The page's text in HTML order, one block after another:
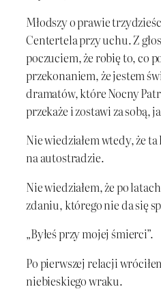
Młodszy o prawie
Centertela przy uchu. Z
poczuciem, że robię to, co
przekonaniem, że jestem
dramatów, które Nocny
przekaże i zostawi za sobą,
Nie wiedziałem wtedy, że
na autostradzie.
Nie wiedziałem, że po
zdaniu, którego nie da się
„Byłeś przy mojej śmierci”.
Po pierwszej relacji
niebieskiego wraku.